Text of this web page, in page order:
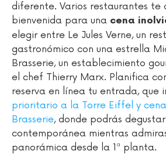
diferente. Varios restaurantes te
bienvenida para una cena
elegir entre Le Jules Verne, un
gastronómico con una estrella
Brasserie, un establecimiento
el chef Thierry Marx. Planifica
reserva en línea tu entrada, que
prioritario a la Torre Eiffel y
Brasserie, donde podrás
contemporánea mientras
panorámica desde la 1ª planta.